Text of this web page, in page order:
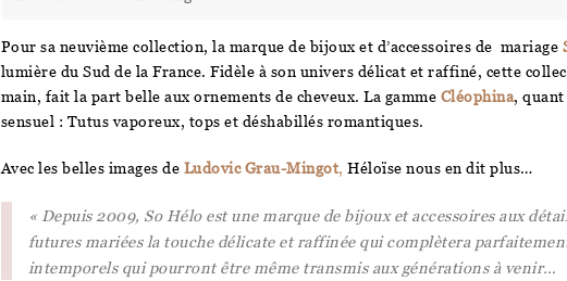
Pour sa neuvième collection, la marque de bijoux et d’accessoires de mariage
lumière du Sud de la France. Fidèle à son univers délicat et raffiné, cette
main, fait la part belle aux ornements de cheveux. La gamme Cléophina,
sensuel : Tutus vaporeux, tops et déshabillés romantiques.
Avec les belles images de Ludovic Grau-Mingot, Héloïse nous en dit plus…
« Depuis 2009, So Hélo est une marque de bijoux et accessoires aux
futures mariées la touche délicate et raffinée qui complètera
intemporels qui pourront être même transmis aux générations à venir…